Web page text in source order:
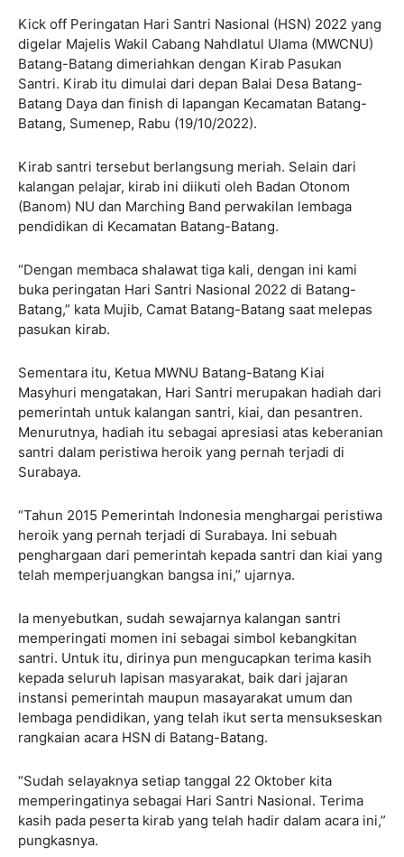
Kick off Peringatan Hari Santri Nasional (HSN) 2022 yang
digelar Majelis Wakil Cabang Nahdlatul Ulama (MWCNU)
Batang-Batang dimeriahkan dengan Kirab Pasukan
Santri. Kirab itu dimulai dari depan Balai Desa Batang-
Batang Daya dan finish di lapangan Kecamatan Batang-
Batang, Sumenep, Rabu (19/10/2022).
Kirab santri tersebut berlangsung meriah. Selain dari
kalangan pelajar, kirab ini diikuti oleh Badan Otonom
(Banom) NU dan Marching Band perwakilan lembaga
pendidikan di Kecamatan Batang-Batang.
“Dengan membaca shalawat tiga kali, dengan ini kami
buka peringatan Hari Santri Nasional 2022 di Batang-
Batang,” kata Mujib, Camat Batang-Batang saat melepas
pasukan kirab.
Sementara itu, Ketua MWNU Batang-Batang Kiai
Masyhuri mengatakan, Hari Santri merupakan hadiah dari
pemerintah untuk kalangan santri, kiai, dan pesantren.
Menurutnya, hadiah itu sebagai apresiasi atas keberanian
santri dalam peristiwa heroik yang pernah terjadi di
Surabaya.
“Tahun 2015 Pemerintah Indonesia menghargai peristiwa
heroik yang pernah terjadi di Surabaya. Ini sebuah
penghargaan dari pemerintah kepada santri dan kiai yang
telah memperjuangkan bangsa ini,” ujarnya.
Ia menyebutkan, sudah sewajarnya kalangan santri
memperingati momen ini sebagai simbol kebangkitan
santri. Untuk itu, dirinya pun mengucapkan terima kasih
kepada seluruh lapisan masyarakat, baik dari jajaran
instansi pemerintah maupun masayarakat umum dan
lembaga pendidikan, yang telah ikut serta mensukseskan
rangkaian acara HSN di Batang-Batang.
“Sudah selayaknya setiap tanggal 22 Oktober kita
memperingatinya sebagai Hari Santri Nasional. Terima
kasih pada peserta kirab yang telah hadir dalam acara ini,”
pungkasnya.